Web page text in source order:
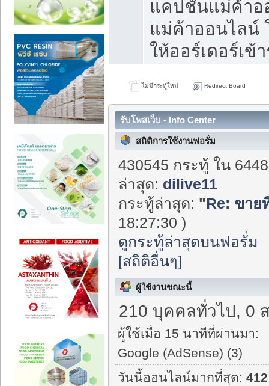
แคปชั่นแม่ค้า
แม่ค้าออนไลน์
ให้ออร์เดอร์เข้
ไม่มีกระทู้ใหม่ Redirect Board
รับโพสเว็บ - Info Center
สถิติการใช้งานฟอรั่ม
430545 กระทู้ ใน
ล่าสุด: dilive11
กระทู้ล่าสุด: "Re: ขาย
18:27:30 )
ดูกระทู้ล่าสุดบนฟอรั่ม
[สถิติอื่นๆ]
ผู้ใช้งานขณะนี้
210 บุคคลทั่วไป, 0
ผู้ใช้เมื่อ 15 นาทีที่ผ่านมา:
Google (AdSense) (3)
วันนี้ออนไลน์มากที่สุด:412